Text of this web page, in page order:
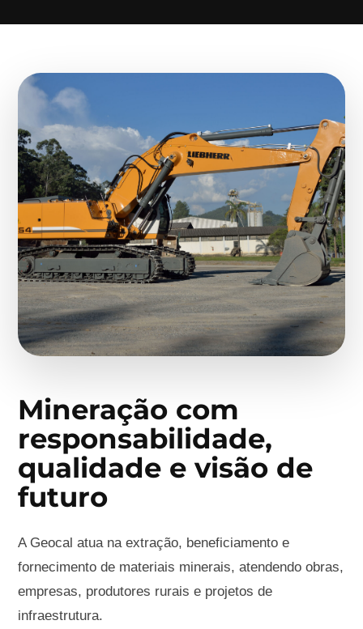
Mineração com
responsabilidade,
qualidade e visão de
futuro
A Geocal atua na extração, beneficiamento e
fornecimento de materiais minerais, atendendo obras,
empresas, produtores rurais e projetos de
infraestrutura.